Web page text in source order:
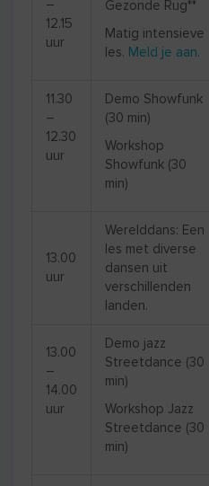
–
12.15
uur
Gezonde Rug**
Matig intensieve
les. Meld je aan.
11.30
–
12.30
uur
Demo Showfunk
(30 min)
Workshop
Showfunk (30
min)
13.00
uur
Werelddans: Een
les met diverse
dansen uit
verschillenden
landen.
13.00
–
14.00
uur
Demo jazz
Streetdance (30
min)
Workshop Jazz
Streetdance (30
min)